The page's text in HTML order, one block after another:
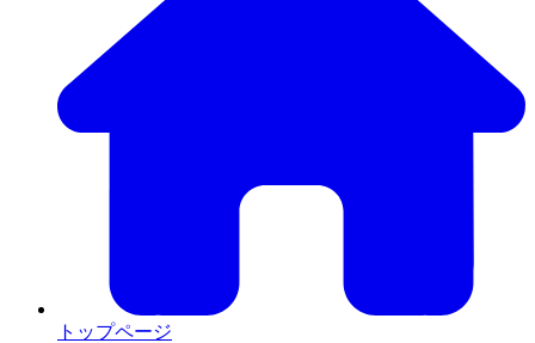
トップページ